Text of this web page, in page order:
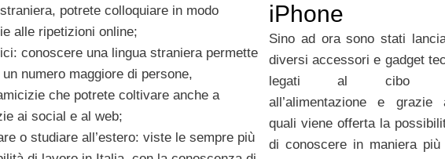
potrete colloquiare in modo
alle ripetizioni online;
conoscere una lingua straniera permette
numero maggiore di persone,
che potrete coltivare anche a
ai social e al web;
o studiare all’estero: viste le sempre più
iPhone
Sino ad ora sono stati
diversi accessori e gadget
legati al cibo
all’alimentazione e grazie
quali viene offerta la
di conoscere in maniera più